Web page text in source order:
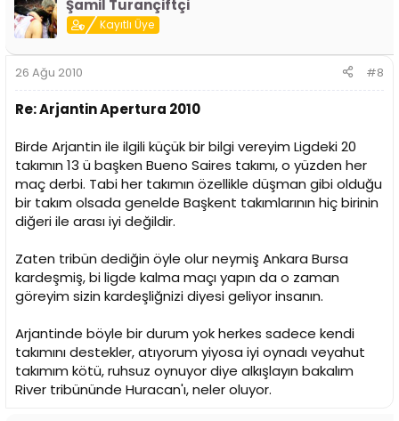
Şamil Turançiftçi
Kayıtlı Üye
26 Ağu 2010 #8
Re: Arjantin Apertura 2010
Birde Arjantin ile ilgili küçük bir bilgi vereyim Ligdeki 20
takımın 13 ü başken Bueno Saires takımı, o yüzden her
maç derbi. Tabi her takımın özellikle düşman gibi olduğu
bir takım olsada genelde Başkent takımlarının hiç birinin
diğeri ile arası iyi değildir.
Zaten tribün dediğin öyle olur neymiş Ankara Bursa
kardeşmiş, bi ligde kalma maçı yapın da o zaman
göreyim sizin kardeşliğnizi diyesi geliyor insanın.
Arjantinde böyle bir durum yok herkes sadece kendi
takımını destekler, atıyorum yiyosa iyi oynadı veyahut
takımım kötü, ruhsuz oynuyor diye alkışlayın bakalım
River tribününde Huracan'ı, neler oluyor.